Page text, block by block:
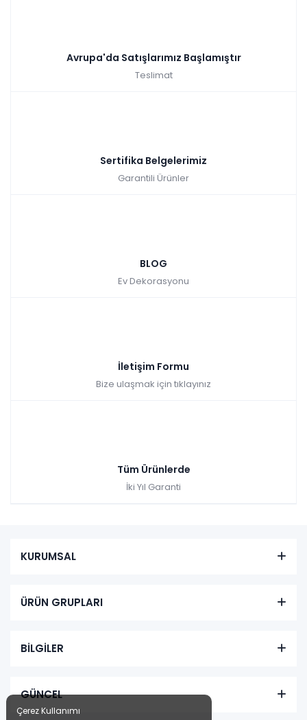
Avrupa'da Satışlarımız Başlamıştır
Teslimat
Sertifika Belgelerimiz
Garantili Ürünler
BLOG
Ev Dekorasyonu
İletişim Formu
Bize ulaşmak için tıklayınız
Tüm Ürünlerde
İki Yıl Garanti
KURUMSAL
ÜRÜN GRUPLARI
BİLGİLER
GÜNCEL
Çerez Kullanımı